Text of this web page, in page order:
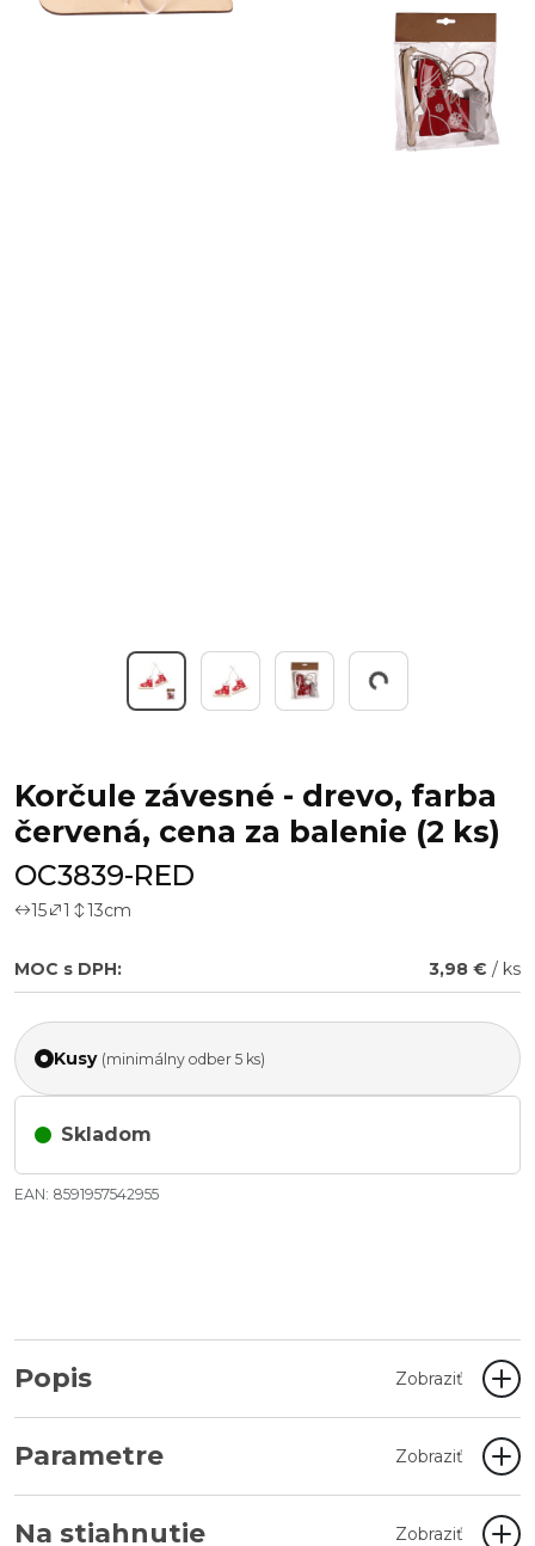
Working...
Korčule závesné - drevo, farba
červená, cena za balenie (2 ks)
OC3839-RED
15 1 13cm
MOC s DPH: 3,98 € / ks
Kusy (minimálny odber 5 ks)
Skladom
EAN: 8591957542955
Popis Zobraziť
Parametre Zobraziť
Na stiahnutie Zobraziť